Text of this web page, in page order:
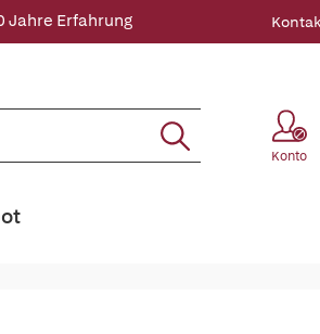
Jahre Erfahrung
Konto